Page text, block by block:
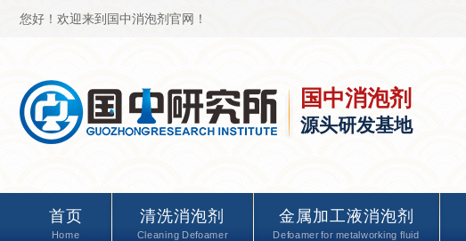
您好！欢迎来到国中消泡剂官网！
国中消泡剂
源头研发基地
首页
Home
清洗消泡剂
Cleaning Defoamer
金属加工液消泡剂
Defoamer for metalworking fluid